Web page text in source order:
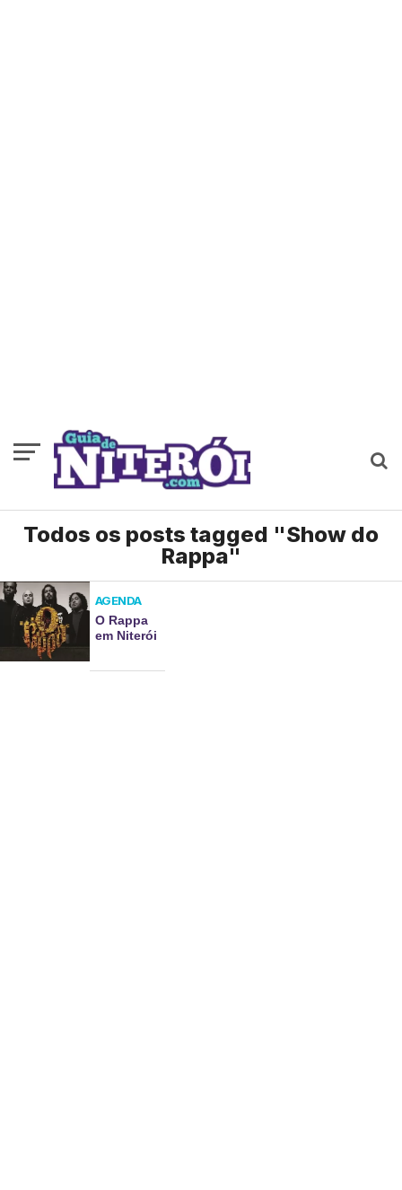
Todos os posts tagged "Show do
Rappa"
AGENDA
O Rappa
em Niterói